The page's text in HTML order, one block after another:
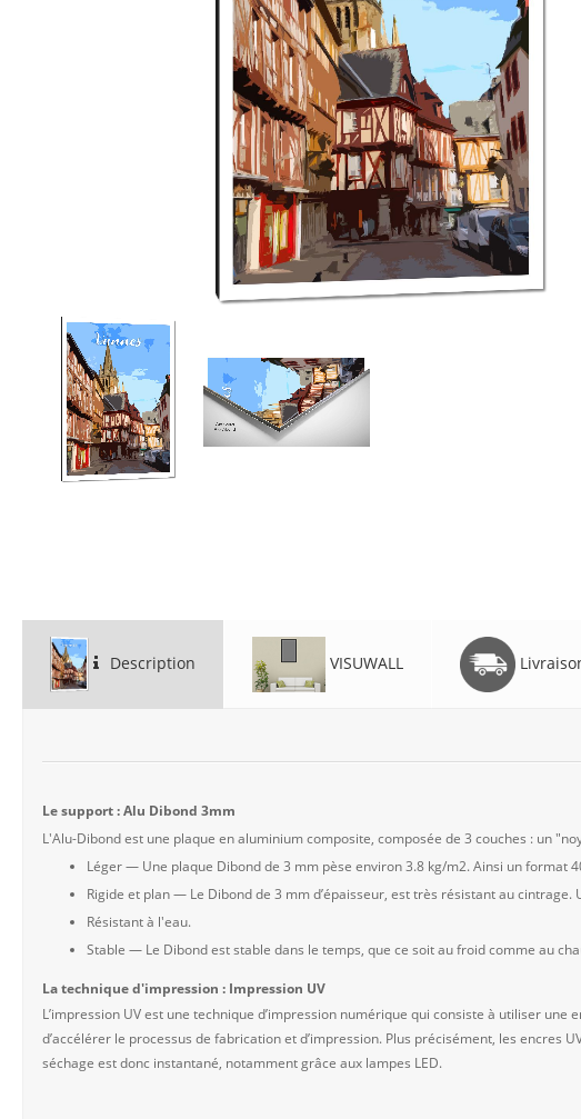
Description VISUWALL
Le support : Alu Dibond 3mm
L'Alu-Dibond est une plaque en aluminium composite, composée de 3 couches : un
Léger — Une plaque Dibond de 3 mm pèse environ 3.8 kg/m2. Ainsi un format
Rigide et plan — Le Dibond de 3 mm d’épaisseur, est très résistant au
Résistant à l'eau.
Stable — Le Dibond est stable dans le temps, que ce soit au froid comme au
La technique d'impression : Impression UV
L’impression UV est une technique d’impression numérique qui consiste à utiliser
d’accélérer le processus de fabrication et d’impression. Plus précisément, les encres
séchage est donc instantané, notamment grâce aux lampes LED.